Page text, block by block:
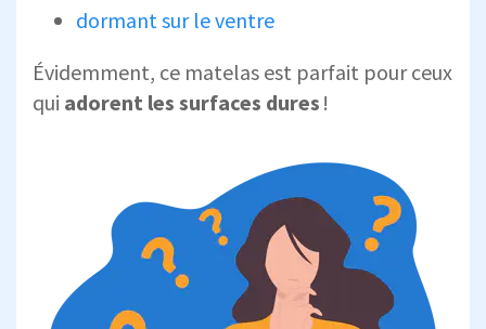
dormant sur le ventre
Évidemment, ce matelas est parfait pour ceux
qui adorent les surfaces dures !